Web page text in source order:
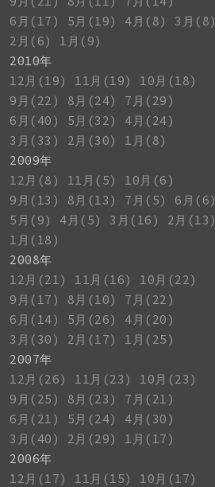
6月(17)
5月(19) 4月(8)
3月(8)
2月(6)
1月(9)
2010年
12月(19)
11月(19)
10月(18)
9月(22)
8月(24)
7月(29)
6月(40)
5月(32)
4月(24)
3月(33)
2月(30)
1月(8)
2009年
12月(8)
11月(5)
10月(6)
9月(13)
8月(13) 7月(5)
6月(6)
5月(9)
4月(5) 3月(16)
2月(13)
1月(18)
2008年
12月(21)
11月(16)
10月(22)
9月(17)
8月(10)
7月(22)
6月(14)
5月(26)
4月(20)
3月(30)
2月(17)
1月(25)
2007年
12月(26)
11月(23)
10月(23)
9月(25)
8月(23)
7月(21)
6月(21)
5月(24)
4月(30)
3月(40)
2月(29)
1月(17)
2006年
12月(17)
11月(15)
10月(17)